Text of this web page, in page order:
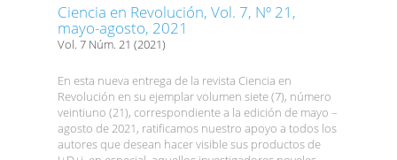
Ciencia en Revolución, Vol. 7, Nº 21,
mayo-agosto, 2021
Vol. 7 Núm. 21 (2021)
En esta nueva entrega de la revista Ciencia en
Revolución en su ejemplar volumen siete (7), número
veintiuno (21), correspondiente a la edición de mayo –
agosto de 2021, ratificamos nuestro apoyo a todos los
autores que desean hacer visible sus productos de